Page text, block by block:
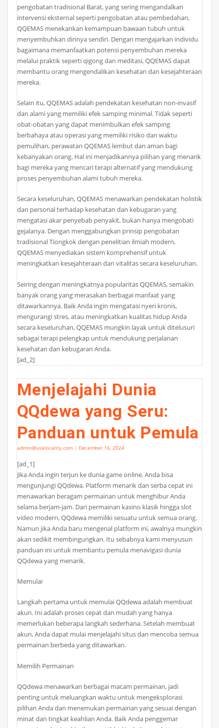
pengobatan tradisional Barat, yang sering mengandalkan
intervensi eksternal seperti pengobatan atau pembedahan,
QQEMAS menekankan kemampuan bawaan tubuh untuk
menyembuhkan dirinya sendiri. Dengan mengajarkan individu
bagaimana memanfaatkan potensi penyembuhan mereka
melalui praktik seperti qigong dan meditasi, QQEMAS dapat
membantu orang mengendalikan kesehatan dan kesejahteraan
mereka.
Selain itu, QQEMAS adalah pendekatan kesehatan non-invasif
dan alami yang memiliki efek samping minimal. Tidak seperti
obat-obatan yang dapat menimbulkan efek samping
berbahaya atau operasi yang memiliki risiko dan waktu
pemulihan, perawatan QQEMAS lembut dan aman bagi
kebanyakan orang. Hal ini menjadikannya pilihan yang menarik
bagi mereka yang mencari terapi alternatif yang mendukung
proses penyembuhan alami tubuh mereka.
Secara keseluruhan, QQEMAS menawarkan pendekatan holistik
dan personal terhadap kesehatan dan kebugaran yang
mengatasi akar penyebab penyakit, bukan hanya mengobati
gejalanya. Dengan menggabungkan prinsip pengobatan
tradisional Tiongkok dengan penelitian ilmiah modern,
QQEMAS menyediakan sistem komprehensif untuk
meningkatkan kesejahteraan dan vitalitas secara keseluruhan.
Seiring dengan meningkatnya popularitas QQEMAS, semakin
banyak orang yang merasakan berbagai manfaat yang
ditawarkannya. Baik Anda ingin mengatasi nyeri kronis,
mengurangi stres, atau meningkatkan kualitas hidup Anda
secara keseluruhan, QQEMAS mungkin layak untuk ditelusuri
sebagai terapi pelengkap untuk mendukung perjalanan
kesehatan dan kebugaran Anda.
[ad_2]
Menjelajahi Dunia
QQdewa yang Seru:
Panduan untuk Pemula
admin@usalocality.com | December 16, 2024
[ad_1]
Jika Anda ingin terjun ke dunia game online, Anda bisa
mengunjungi QQdewa. Platform menarik dan serba cepat ini
menawarkan beragam permainan untuk menghibur Anda
selama berjam-jam. Dari permainan kasino klasik hingga slot
video modern, QQdewa memiliki sesuatu untuk semua orang.
Namun jika Anda baru mengenal platform ini, awalnya mungkin
akan sedikit membingungkan. Itu sebabnya kami menyusun
panduan ini untuk membantu pemula menavigasi dunia
QQdewa yang menarik.
Memulai
Langkah pertama untuk memulai QQdewa adalah membuat
akun. Ini adalah proses cepat dan mudah yang hanya
memerlukan beberapa langkah sederhana. Setelah membuat
akun, Anda dapat mulai menjelajahi situs dan mencoba semua
permainan berbeda yang ditawarkan.
Memilih Permainan
QQdewa menawarkan berbagai macam permainan, jadi
penting untuk meluangkan waktu untuk mengeksplorasi
pilihan Anda dan menemukan permainan yang sesuai dengan
minat dan tingkat keahlian Anda. Baik Anda penggemar